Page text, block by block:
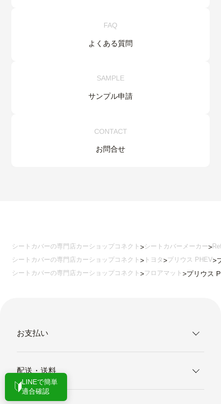
FAQ
よくある質問
SAMPLE
サンプル申請
CONTACT
お問合せ
シートカバーの専門店カーショップコネクト シートカバーメーカー
シートカバーの専門店カーショップコネクト
トヨタ プリウス PHEV
シートカバーの専門店カーショップコネクト フロアマット プリウス
お支払い
配送・送料
LINEで簡単
適合確認